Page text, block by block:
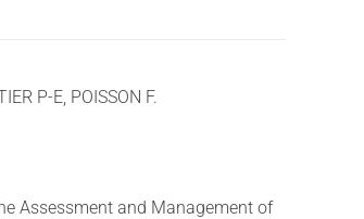
P-E, POISSON F.
Assessment and Management of